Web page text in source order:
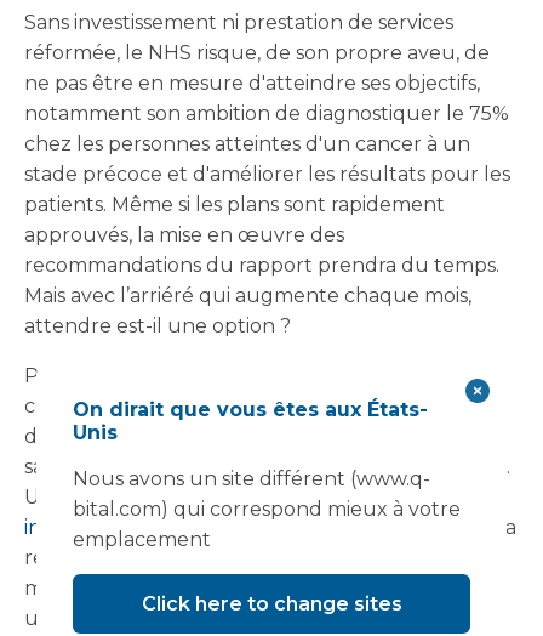
Sans investissement ni prestation de services
réformée, le NHS risque, de son propre aveu, de
ne pas être en mesure d'atteindre ses objectifs,
notamment son ambition de diagnostiquer le 75%
chez les personnes atteintes d'un cancer à un
stade précoce et d'améliorer les résultats pour les
patients. Même si les plans sont rapidement
approuvés, la mise en œuvre des
recommandations du rapport prendra du temps.
Mais avec l’arriéré qui augmente chaque mois,
attendre est-il une option ?
Pour chaque mois où la productivité est
compromise, la liste d'attente s'allonge au-delà
d'un niveau qui peut être facilement récupéré
sans dépasser les 1 001 TP4T de capacité existante.
Une solution provisoire est nécessaire, et
infrastructure clinique flexible
pourrait apporter la
réponse. Les unités d'endoscopie mobiles et
modulaires peuvent être combinées avec des
unités de contamination par endoscopie flexibles
On dirait que vous êtes aux États-
Unis
Nous avons un site différent (www.q-
bital.com) qui correspond mieux à votre
emplacement
Click here to change sites